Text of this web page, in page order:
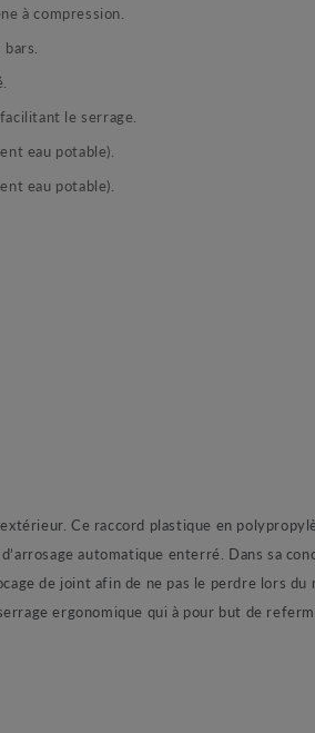
à compression.
le serrage.
eau potable).
eau potable).
Ce raccord plastique en
automatique enterré. Dans sa
de joint afin de ne pas le perdre lors
ergonomique qui à pour but de